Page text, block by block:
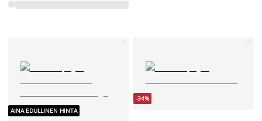
AINA EDULLINEN HINTA
-34%